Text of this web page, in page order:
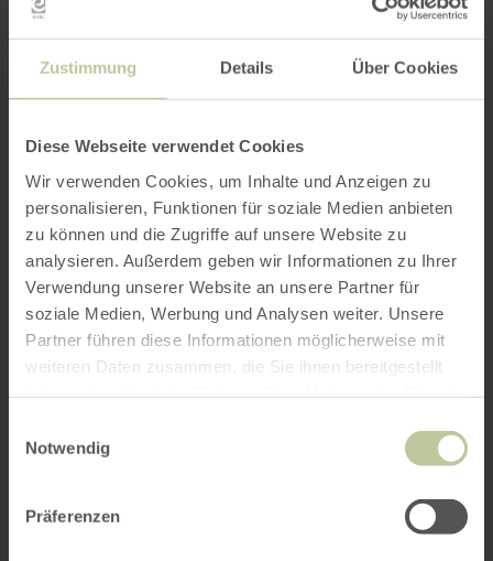
Zustimmung Details Über Cookies
Diese Webseite verwendet Cookies
Wir verwenden Cookies, um Inhalte und Anzeigen zu
personalisieren, Funktionen für soziale Medien anbieten
zu können und die Zugriffe auf unsere Website zu
analysieren. Außerdem geben wir Informationen zu Ihrer
Verwendung unserer Website an unsere Partner für
soziale Medien, Werbung und Analysen weiter. Unsere
Partner führen diese Informationen möglicherweise mit
weiteren Daten zusammen, die Sie ihnen bereitgestellt
Notwendig
Präferenzen